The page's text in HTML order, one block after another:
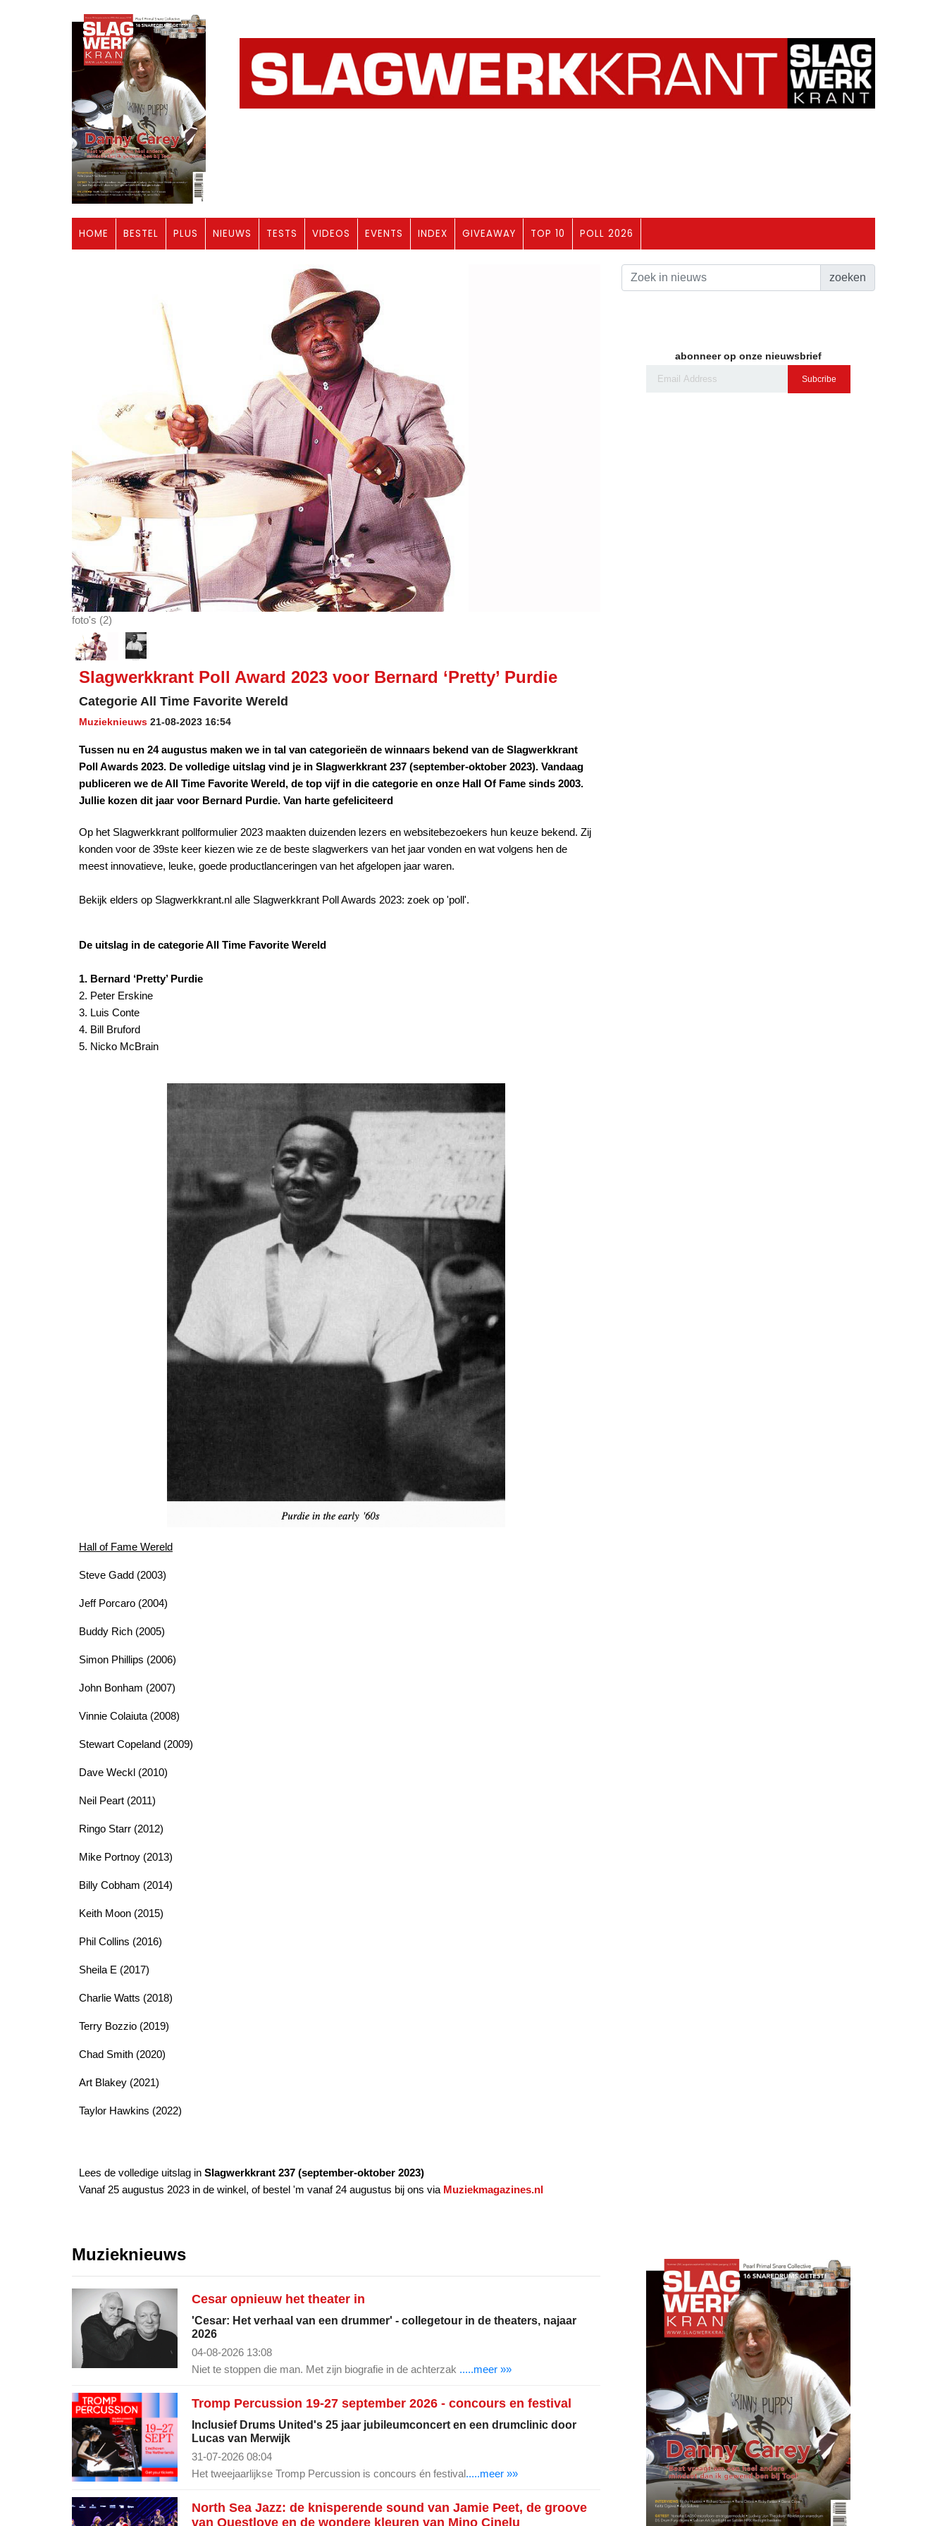
HOME BESTEL PLUS NIEUWS TESTS VIDEOS EVENTS INDEX GIVEAWAY TOP 10 POLL 2026
foto's (2)
Slagwerkkrant Poll Award 2023 voor Bernard ‘Pretty’ Purdie
Categorie All Time Favorite Wereld
Muzieknieuws 21-08-2023 16:54
Tussen nu en 24 augustus maken we in tal van categorieën de winnaars bekend van de Slagwerkkrant
Poll Awards 2023. De volledige uitslag vind je in Slagwerkkrant 237 (september-oktober 2023). Vandaag
publiceren we de All Time Favorite Wereld, de top vijf in die categorie en onze Hall Of Fame sinds 2003.
Jullie kozen dit jaar voor Bernard Purdie. Van harte gefeliciteerd
Op het Slagwerkkrant pollformulier 2023 maakten duizenden lezers en websitebezoekers hun keuze bekend. Zij
konden voor de 39ste keer kiezen wie ze de beste slagwerkers van het jaar vonden en wat volgens hen de
meest innovatieve, leuke, goede productlanceringen van het afgelopen jaar waren.
Bekijk elders op Slagwerkkrant.nl alle Slagwerkkrant Poll Awards 2023: zoek op 'poll'.
De uitslag in de categorieAll Time Favorite Wereld
1. Bernard ‘Pretty’ Purdie
2. Peter Erskine
3. Luis Conte
4. Bill Bruford
5. Nicko McBrain
Hall of Fame Wereld
Steve Gadd (2003)
Jeff Porcaro (2004)
Buddy Rich (2005)
Simon Phillips (2006)
John Bonham (2007)
Vinnie Colaiuta (2008)
Stewart Copeland (2009)
Dave Weckl (2010)
Neil Peart (2011)
Ringo Starr (2012)
Mike Portnoy (2013)
Billy Cobham (2014)
Keith Moon (2015)
Phil Collins (2016)
Sheila E (2017)
Charlie Watts (2018)
Terry Bozzio (2019)
Chad Smith (2020)
Art Blakey (2021)
Taylor Hawkins (2022)
Lees de volledige uitslag in Slagwerkkrant 237 (september-oktober 2023)
Vanaf 25 augustus 2023 in de winkel, of bestel 'm vanaf 24 augustus bij ons via Muziekmagazines.nl
zoeken
abonneer op onze nieuwsbrief
Subcribe
Muzieknieuws
Cesar opnieuw het theater in
'Cesar: Het verhaal van een drummer' - collegetour in de theaters, najaar
2026
04-08-2026 13:08
Niet te stoppen die man. Met zijn biografie in de achterzak .....meer »»
Tromp Percussion 19-27 september 2026 - concours en festival
Inclusief Drums United's 25 jaar jubileumconcert en een drumclinic door
Lucas van Merwijk
31-07-2026 08:04
Het tweejaarlijkse Tromp Percussion is concours én festival.....meer »»
North Sea Jazz: de knisperende sound van Jamie Peet, de groove
van Questlove en de wondere kleuren van Mino Cinelu